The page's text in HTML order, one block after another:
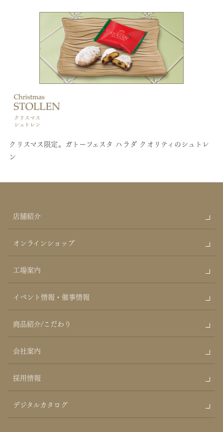
クリスマス限定。ガトーフェスタ ハラダ クオリティのシュトレ
ン
店舗紹介
オンラインショップ
工場案内
イベント情報・催事情報
商品紹介/こだわり
会社案内
採用情報
デジタルカタログ